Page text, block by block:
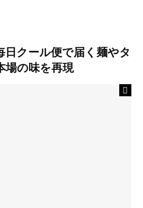
日クール便で届く麺やタ
場の味を再現